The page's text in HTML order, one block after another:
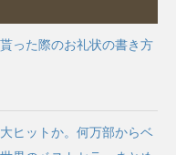
った際のお礼状の書き方
ヒットか。何万部からベ